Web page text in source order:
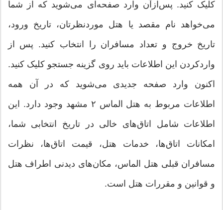
کلیک کنید. پس‌ازآن وارد صفحه‌ای می‌شوید که از شما
می‌خواهد نام مقصد یا هتل موردنظرتان، تاریخ ورود،
تاریخ خروج و تعداد مسافران را انتخاب کنید. پس از
واردکردن این اطلاعات باید روی گزینه جستجو کلیک کنید.
اکنون وارد صفحه جدیدی می‌شوید که در آن همه
اطلاعات مربوط به هتل الماس ۲ مشهد وجود دارد. این
اطلاعات شامل اتاق‌های خالی در تاریخ انتخابی شما،
امکانات اتاق‌ها، خدمات هتل، قیمت اتاق‌ها، نظرات
مسافران قبلی هتل الماس، مکان‌های دیدنی اطراف هتل
و قوانین و مقررات هتل است.